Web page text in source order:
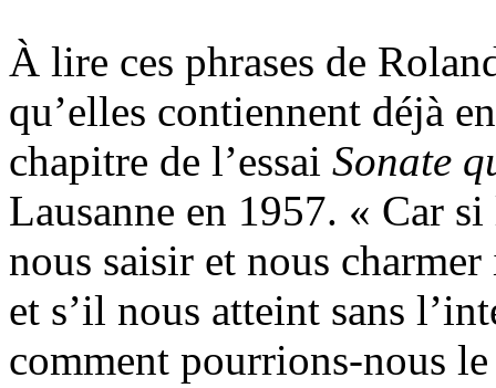
À lire ces phrases de
qu’elles contiennent déjà
chapitre de l’essai Sonate
Lausanne en 1957. « Car
nous saisir et nous
et s’il nous atteint sans
comment pourrions-nous